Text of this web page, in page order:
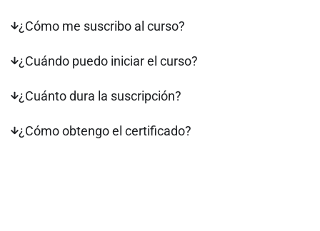
¿Cómo me suscribo al curso?
¿Cuándo puedo iniciar el curso?
¿Cuánto dura la suscripción?
¿Cómo obtengo el certificado?